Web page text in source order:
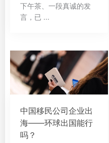
下午茶、一段真诚的发
言，已 ...
中国移民公司企业出
海——环球出国能行
吗？